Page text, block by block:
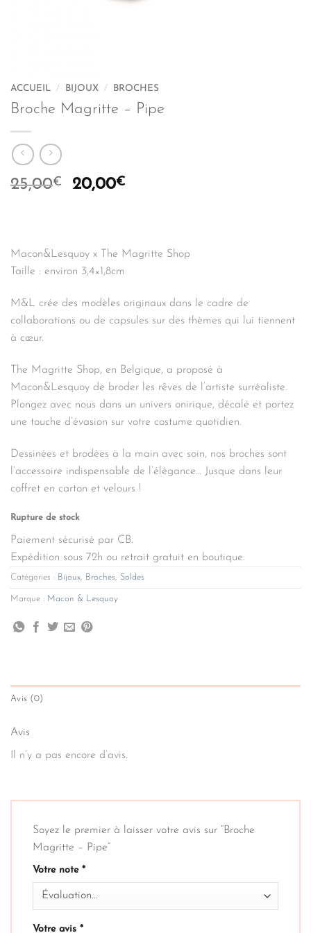
ACCUEIL / BIJOUX / BROCHES
Broche Magritte – Pipe
25,00€
Le
25,00€.
20,00€Le
20,00€.
Macon&Lesquoy x The Magritte Shop
Taille : environ 3,4×1,8cm
M&L crée des modèles originaux dans le cadre de
collaborations ou de capsules sur des thèmes qui lui tiennent
à cœur.
The Magritte Shop, en Belgique, a proposé à
Macon&Lesquoy de broder les rêves de l’artiste surréaliste.
Plongez avec nous dans un univers onirique, décalé et portez
une touche d’évasion sur votre costume quotidien.
Dessinées et brodées à la main avec soin, nos broches sont
l’accessoire indispensable de l’élégance… Jusque dans leur
coffret en carton et velours !
Rupture de stock
Paiement sécurisé par CB.
Expédition sous 72h ou retrait gratuit en boutique.
Catégories : Bijoux, Broches, Soldes
Marque : Macon & Lesquoy
Avis (0)
Avis
Il n’y a pas encore d’avis.
Soyez le premier à laisser votre avis sur “Broche
Magritte – Pipe”
Votre note *
Votre avis *